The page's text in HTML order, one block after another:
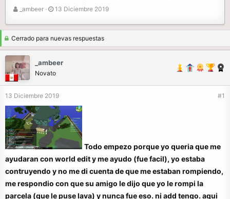
A
o
r
_ambeer
F
h
a
e
i
n
i
c
i
o
13 Diciembre 2019
Cerrado para nuevas respuestas
_ambeer
Novato
13 Diciembre 2019 #1
Todo empezo porque yo queria que me
ayudaran con world edit y me ayudo (fue facil), yo estaba
contruyendo y no me di cuenta de que me estaban rompiendo,
me respondio con que su amigo le dijo que yo le rompi la
parcela (que le puse lava) y nunca fue eso. ni add tengo. aqui